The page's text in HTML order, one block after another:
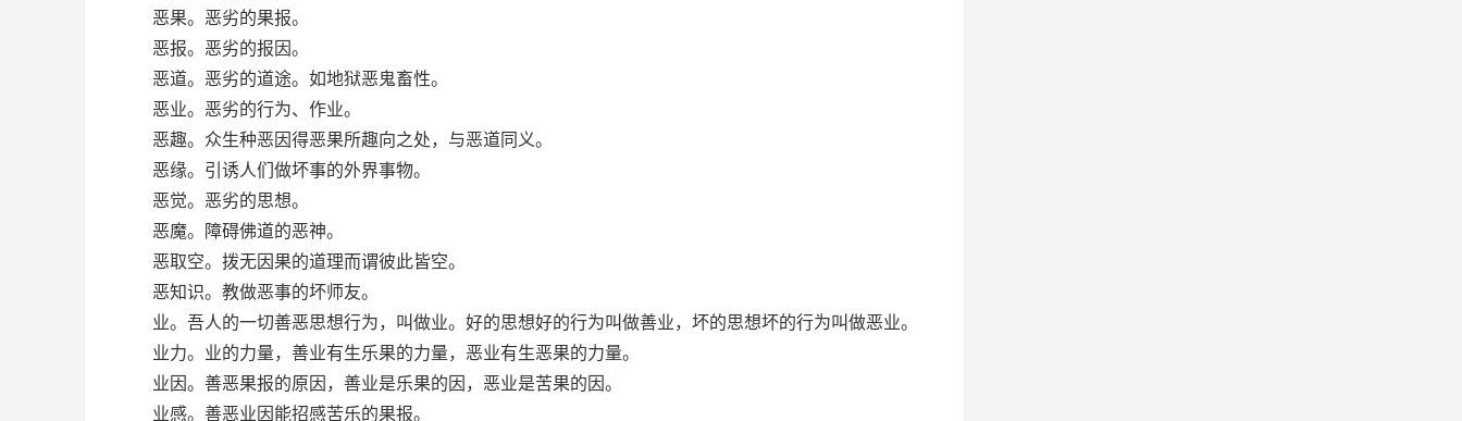
恶果。恶劣的果报。
恶报。恶劣的报因。
恶道。恶劣的道途。如地狱恶鬼畜性。
恶业。恶劣的行为、作业。
恶趣。众生种恶因得恶果所趣向之处，与恶道同义。
恶缘。引诱人们做坏事的外界事物。
恶觉。恶劣的思想。
恶魔。障碍佛道的恶神。
恶取空。拨无因果的道理而谓彼此皆空。
恶知识。教做恶事的坏师友。
业。吾人的一切善恶思想行为，叫做业。好的思想好的行为叫做善业，坏的思想坏的行为叫做恶业。
业力。业的力量，善业有生乐果的力量，恶业有生恶果的力量。
业因。善恶果报的原因，善业是乐果的因，恶业是苦果的因。
业感。善恶业因能招感苦乐的果报。